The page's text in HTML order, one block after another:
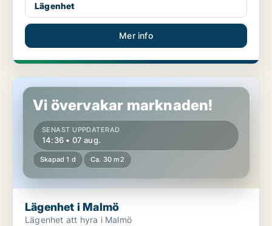
Lägenhet
Mer info
Lägenhet i Malmö
Vi övervakar marknaden!
SENAST UPPDATERAD
14:36 • 07 aug.
Skapad 1 d Ca. 30 m2
Lägenhet i Malmö
Lägenhet att hyra i Malmö